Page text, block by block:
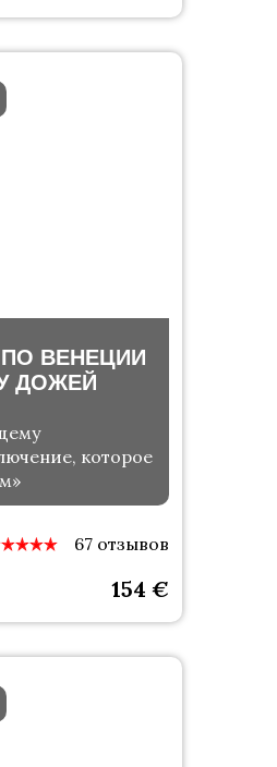
ВЕНЕЦИИ
ДОЖЕЙ
которое
67 отзывов
154 €